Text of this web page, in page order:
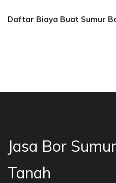
Daftar Biaya Buat Sumur
Jasa Bor
Tanah